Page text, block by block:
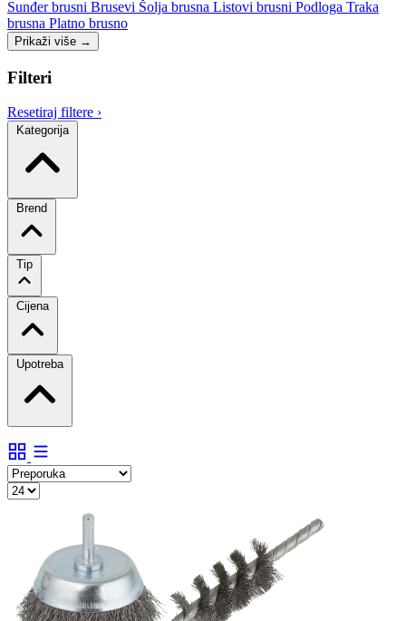
Sunđer brusni Brusevi Šolja brusna Listovi brusni Podloga Traka
brusna Platno brusno
Prikaži više →
Filteri
Resetiraj filtere ›
Kategorija
Brend
Tip
Cijena
Upotreba